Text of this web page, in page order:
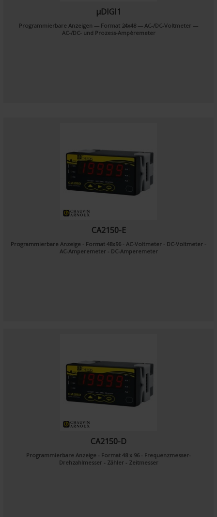
µDIGI1
Programmierbare Anzeigen — Format 24x48 — AC-/DC-Voltmeter —
AC-/DC- und Prozess-Ampèremeter
CA2150-E
Programmierbare Anzeige - Format 48x96 - AC-Voltmeter - DC-Voltmeter -
AC-Amperemeter - DC-Amperemeter
CA2150-D
Programmierbare Anzeige - Format 48 x 96 - Frequenzmesser-
Drehzahlmesser - Zähler - Zeitmesser